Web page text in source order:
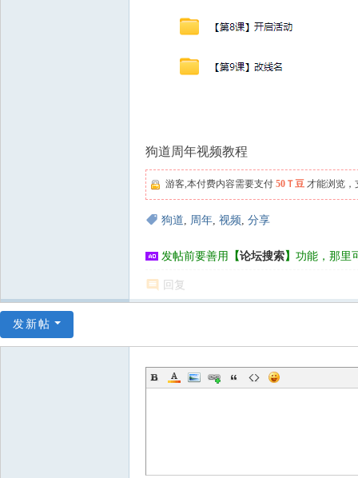
狗道周年视频教程
游客,本付费内容需要支付 50Ｔ豆 才能浏览，
狗道, 周年, 视频, 分享
发帖前要善用 【论坛搜索】 功能，那里
回复
发新帖